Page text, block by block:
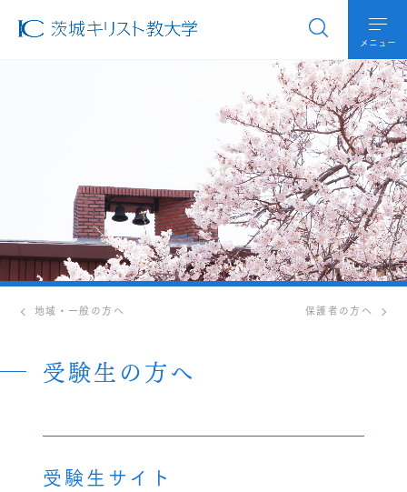
メニュー
地域・一般の方へ 保護者の方へ
受験生の方へ
受験生サイト